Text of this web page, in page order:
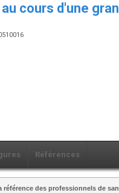
cours d'une
Références
référence des professionnels de